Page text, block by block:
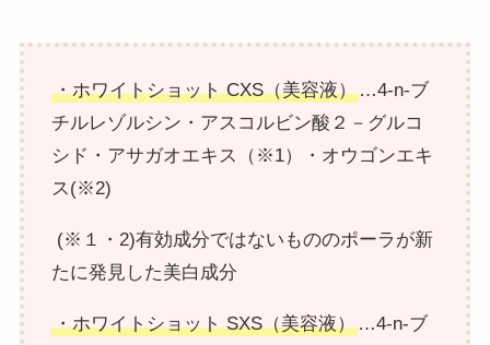
・ホワイトショット CXS（美容液）…4-n-ブ
チルレゾルシン・アスコルビン酸２－グルコ
シド・アサガオエキス（※1）・オウゴンエキ
ス(※2)
(※１・2)有効成分ではないもののポーラが新
たに発見した美白成分
・ホワイトショット SXS（美容液）…4-n-ブ